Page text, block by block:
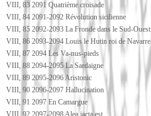
VIII, 83 2091 Quatrième croisade
VIII, 84 2091-2092 Révolution sicilienne
VIII, 85 2092-2093 La Fronde dans le Sud-Ouest
VIII, 86 2093-2094 Louis le Hutin roi de Navarre
VIII, 87 2094 Les Va-nus-pieds
VIII, 88 2094-2095 La Sardaigne
VIII, 89 2095-2096 Aristonic
VIII, 90 2096-2097 Hallucination
VIII, 91 2097 En Camargue
VIII, 92 2097-2098 Alea jacta est